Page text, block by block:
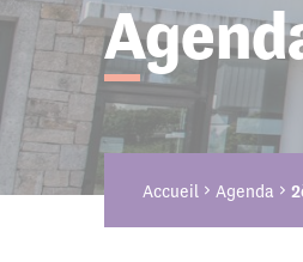
Accueil Agenda